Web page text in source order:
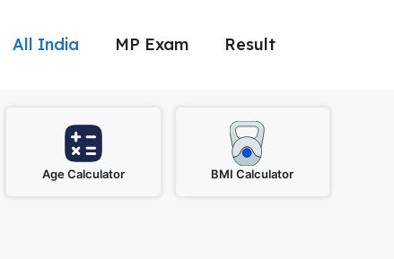
All India MP Exam Result
Age Calculator BMI Calculator